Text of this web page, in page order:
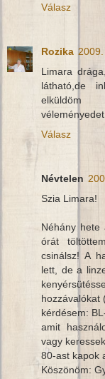
Válasz
Rozika
Limara
látható,de
Válasz
Névtelen
Szia Limara!
Néhány
órát
csinálsz! A
lett, de a
hozzávalókat
kérdésem:
amit
vagy
80-ast kapok
Köszönöm: